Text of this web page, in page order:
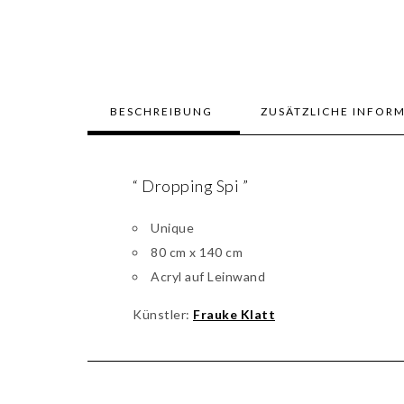
BESCHREIBUNG ZUSÄTZLICHE
“ Dropping Spi ”
Unique
80 cm x 140 cm
Acryl auf Leinwand
Künstler: Frauke Klatt